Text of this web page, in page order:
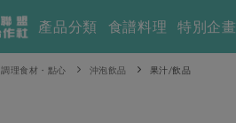
產品分類 食譜料理 特別企畫
調理食材・點心 沖泡飲品 果汁/飲品